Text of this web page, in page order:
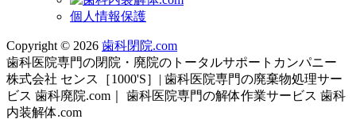
個人情報保護
Copyright © 2026 歯科閉院.com
歯科医院専門の閉院・廃院のトータルサポートカンパニー
株式会社 センス［1000'S］| 歯科医院専門の廃棄物処理サー
ビス 歯科廃院.com｜ 歯科医院専門の解体作業サービス 歯科
内装解体.com